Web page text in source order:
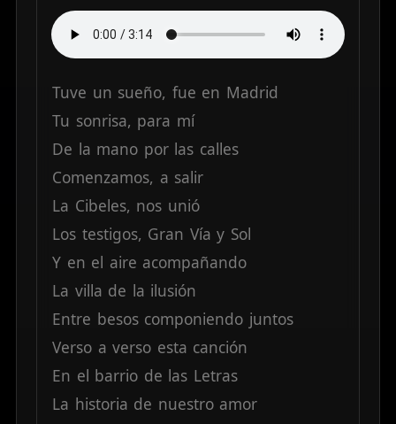
Tuve un sueño, fue en Madrid
Tu sonrisa, para mí
De la mano por las calles
Comenzamos, a salir
La Cibeles, nos unió
Los testigos, Gran Vía y Sol
Y en el aire acompañando
La villa de la ilusión
Entre besos componiendo juntos
Verso a verso esta canción
En el barrio de las Letras
La historia de nuestro amor